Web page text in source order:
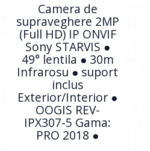
Camera de
supraveghere 2MP
(Full HD) IP ONVIF
Sony STARVIS ●
49° lentila ● 30m
Infrarosu ● suport
inclus
Exterior/Interior ●
OOGIS REV-
IPX307-5 Gama:
PRO 2018 ●